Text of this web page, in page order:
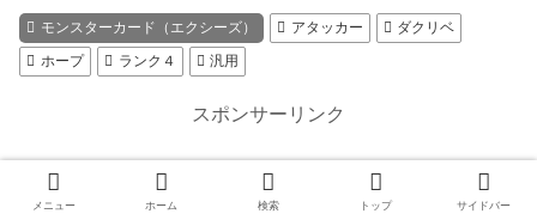
モンスターカード（エクシーズ） アタッカー
ダクリベ
ホープ
ランク４ 汎用
スポンサーリンク
メニュー ホーム 検索 トップ サイドバー